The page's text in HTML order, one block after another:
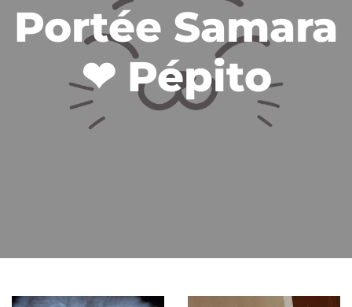
Portée Samara
❤ Pépito